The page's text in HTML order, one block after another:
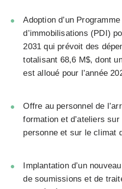
Adoption d’un Programme
d’immobilisations (PDI)
2031 qui prévoit des
totalisant 68,6 M$, dont
est alloué pour l’année
Offre au personnel de
formation et d’ateliers
personne et sur le climat
Implantation d’un
de soumissions et de